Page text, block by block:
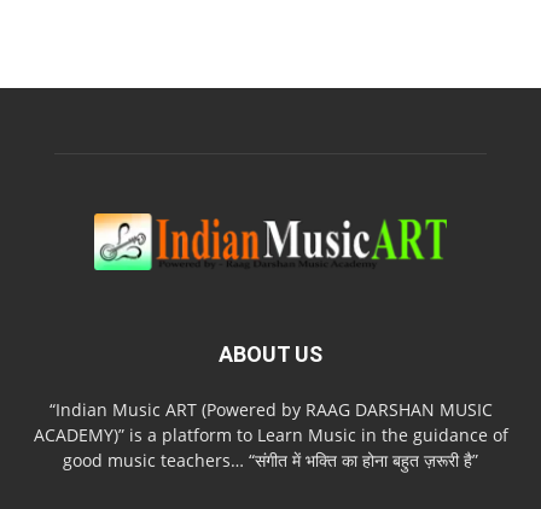
ABOUT US
“Indian Music ART (Powered by RAAG DARSHAN MUSIC
ACADEMY)” is a platform to Learn Music in the guidance of
good music teachers… “संगीत में भक्ति का होना बहुत ज़रूरी है”